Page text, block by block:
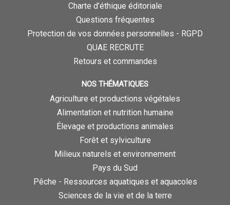
Charte d’éthique éditoriale
Questions fréquentes
Protection de vos données personnelles - RGPD
QUAE RECRUTE
Retours et commandes
NOS THÉMATIQUES
Agriculture et productions végétales
Alimentation et nutrition humaine
Élevage et productions animales
Forêt et sylviculture
Milieux naturels et environnement
Pays du Sud
Pêche - Ressources aquatiques et aquacoles
Sciences de la vie et de la terre